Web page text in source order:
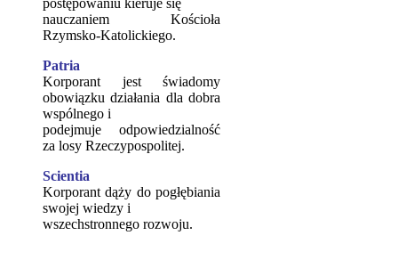
postępowaniu kieruje się
nauczaniem Kościoła
Rzymsko-Katolickiego.
Patria
Korporant jest świadomy
obowiązku działania dla dobra
wspólnego i
podejmuje odpowiedzialność
za losy Rzeczypospolitej.
Scientia
Korporant dąży do pogłębiania
swojej wiedzy i
wszechstronnego rozwoju.